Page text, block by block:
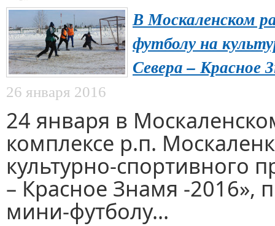
В Москаленском
футболу на
Севера – Красное
26 января 2016
24 января в
комплексе р.п.
культурно-спортивного
– Красное Знамя -
мини-футболу...